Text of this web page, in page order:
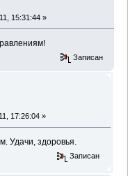
15:31:44 »
Записан
17:26:04 »
Удачи, здоровья.
Записан